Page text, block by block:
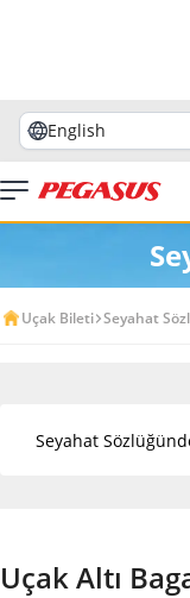
English
Uçak Bileti Seyahat
Uçak Altı